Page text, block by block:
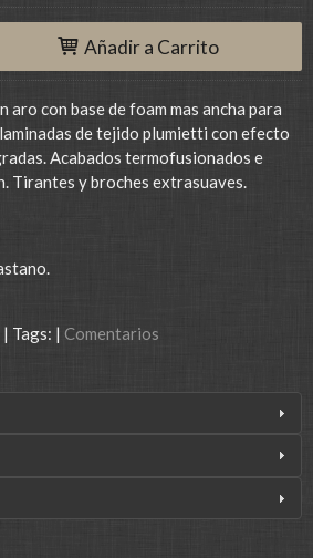
Añadir a Carrito
con base de foam mas ancha para
de tejido plumietti con efecto
Acabados termofusionados e
Tirantes y broches extrasuaves.
| Tags: | Comentarios